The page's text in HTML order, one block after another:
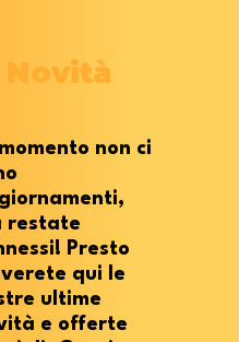
non ci
restate
Presto
qui le
ultime
e offerte
Novità